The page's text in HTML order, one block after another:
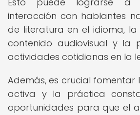
interacción con hablantes
de literatura en el idioma, la
contenido audiovisual y la
actividades cotidianas en la
Además, es crucial fomentar
activa y la práctica
oportunidades para que el